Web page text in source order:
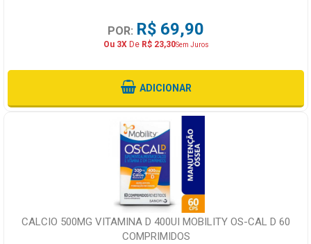
POR: R$ 69,90
Ou 3XDe R$ 23,30Sem Juros
ADICIONAR
CALCIO 500MG VITAMINA D 400UI MOBILITY OS-CAL D 60
COMPRIMIDOS